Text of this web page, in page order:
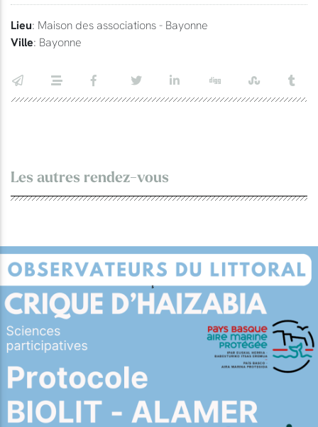
Lieu: Maison des associations - Bayonne
Ville: Bayonne
Les autres rendez-vous